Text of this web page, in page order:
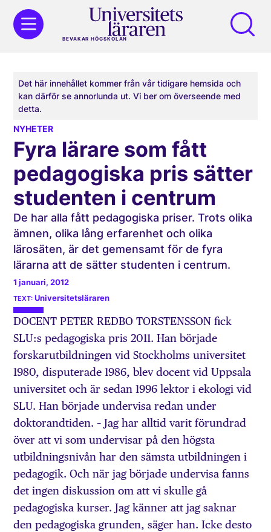
BEVAKAR HÖGSKOLAN
Det här innehållet kommer från vår tidigare hemsida och
kan därför se annorlunda ut. Vi ber om överseende med
detta.
NYHETER
Fyra lärare som fått
pedagogiska pris sätter
studenten i centrum
De har alla fått pedagogiska priser. Trots olika
ämnen, olika lång erfarenhet och olika
lärosäten, är det gemensamt för de fyra
lärarna att de sätter studenten i centrum.
1 januari, 2012
Universitetsläraren
DOCENT PETER REDBO TORSTENSSON fick
SLU:s pedagogiska pris 2011. Han började
forskarutbildningen vid Stockholms universitet
1980, disputerade 1986, blev docent vid Uppsala
universitet och är sedan 1996 lektor i ekologi vid
SLU. Han började undervisa redan under
doktorandtiden. – Jag har alltid varit förundrad
över att vi som undervisar på den högsta
utbildningsnivån har den sämsta utbildningen i
pedagogik. Och när jag började undervisa fanns
det ingen diskussion om att vi skulle gå
pedagogiska kurser. Jag känner att jag saknar
den pedagogiska grunden, säger han. Icke desto